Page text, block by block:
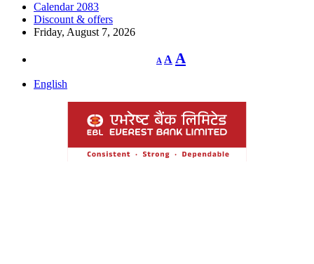
Calendar 2083
Discount & offers
Friday, August 7, 2026
A
Decrease
font
A Reset
font
A
English